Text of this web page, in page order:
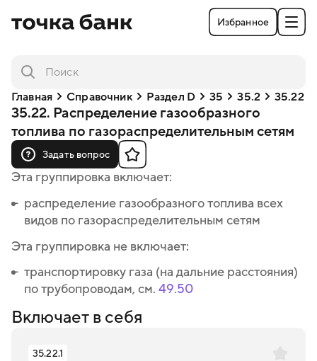
Избранное
Главная Справочник Раздел D 35 35.2 35.22
35.22. Распределение газообразного
топлива по газораспределительным сетям
Задать вопрос
Эта группировка включает:
распределение газообразного топлива всех
видов по газораспределительным сетям
Эта группировка не включает:
транспортировку газа (на дальние расстояния)
по трубопроводам, см. 49.50
Включает в себя
35.22.1